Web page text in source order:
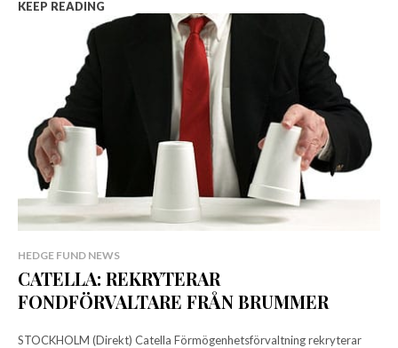
KEEP READING
HEDGE FUND NEWS
CATELLA: REKRYTERAR
FONDFÖRVALTARE FRÅN BRUMMER
STOCKHOLM (Direkt) Catella Förmögenhetsförvaltning rekryterar